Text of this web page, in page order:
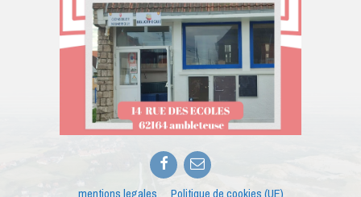
Facebook
E-
mail